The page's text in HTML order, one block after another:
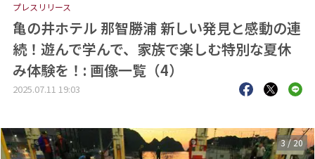
おすすめコンテンツ
出版物
会社概要
プレスリリース
亀の井ホテル 那智勝浦 新しい発見と感動の連
続！遊んで学んで、家族で楽しむ特別な夏休
み体験を！: 画像一覧（4）
2025.07.11 19:03
3/20